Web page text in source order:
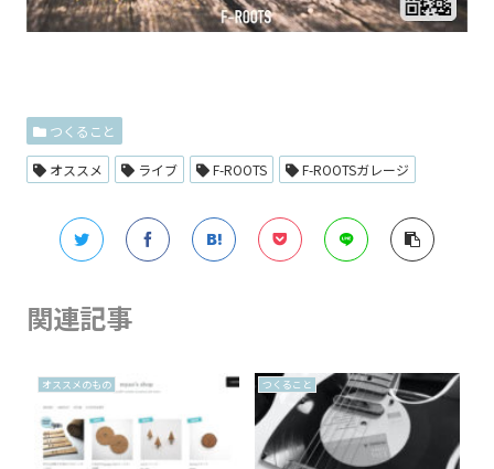
つくること
オススメ ライブ F-ROOTS F-ROOTSガレージ
関連記事
オススメのもの つくること